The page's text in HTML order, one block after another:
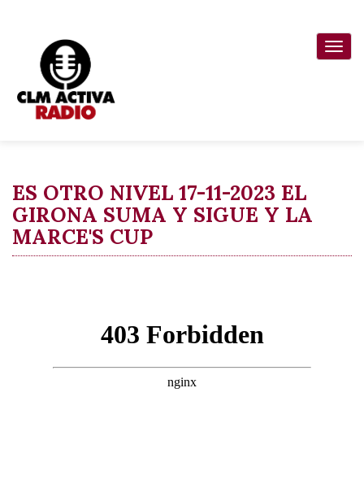
contenido
principal
ES OTRO NIVEL 17-11-2023 EL
GIRONA SUMA Y SIGUE Y LA
MARCE'S CUP